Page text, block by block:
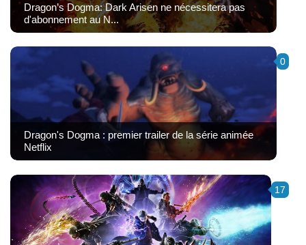
Dragon’s Dogma: Dark Arisen ne nécessitera pas
d'abonnement au N...
0
Dragon's Dogma : premier trailer de la série animée
Netflix
17